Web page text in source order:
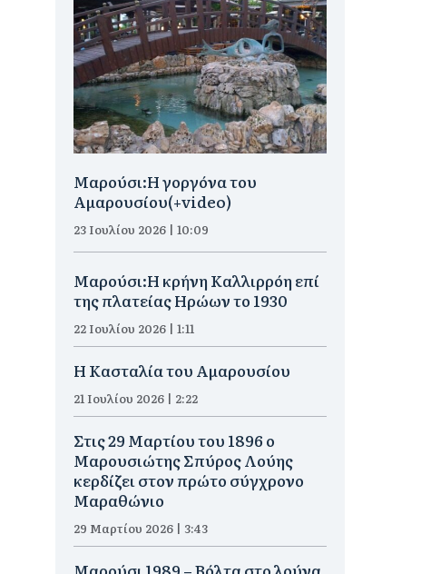
Μαρούσι:H γοργόνα του
Αμαρουσίου(+video)
23 Ιουλίου 2026 | 10:09
Μαρούσι:Η κρήνη Καλλιρρόη επί
της πλατείας Ηρώων το 1930
22 Ιουλίου 2026 | 1:11
Η Κασταλία του Αμαρουσίου
21 Ιουλίου 2026 | 2:22
Στις 29 Μαρτίου του 1896 ο
Μαρουσιώτης Σπύρος Λούης
κερδίζει στον πρώτο σύγχρονο
Μαραθώνιο
29 Μαρτίου 2026 | 3:43